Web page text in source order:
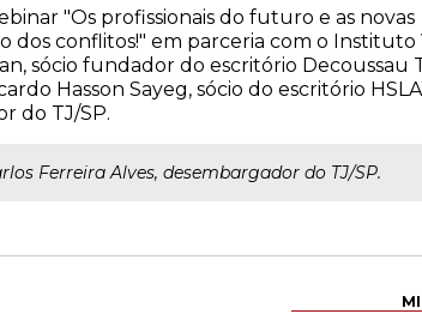
"Os profissionais do futuro e as novas
dos conflitos!" em parceria com o Instituto
sócio fundador do escritório Decoussau
Hasson Sayeg, sócio do escritório
do TJ/SP.
Ferreira Alves, desembargador do TJ/SP.